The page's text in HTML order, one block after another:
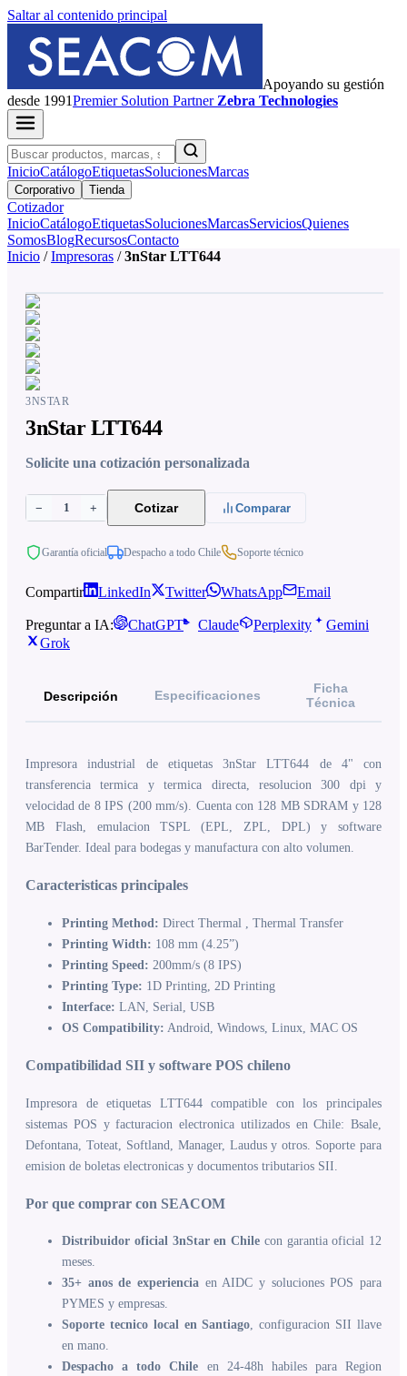
Saltar al contenido principal
Apoyando su gestión
desde 1991PremierSolution Partner Zebra Technologies
InicioCatálogoEtiquetasSolucionesMarcas
Corporativo Tienda
Cotizador
InicioCatálogoEtiquetasSolucionesMarcasServiciosQuienes
SomosBlogRecursosContacto
Inicio / Impresoras / 3nStar LTT644
3NSTAR
3nStar LTT644
Solicite una cotización personalizada
− 1 + Cotizar Comparar
Garantía oficial Despacho a todo Chile Soporte técnico
Compartir LinkedIn Twitter WhatsApp Email
Preguntar a IA: ChatGPT Claude Perplexity
Gemini
Grok
Descripción Especificaciones
Ficha
Técnica
Impresora industrial de etiquetas 3nStar LTT644 de 4" con
transferencia termica y termica directa, resolucion 300 dpi y
velocidad de 8 IPS (200 mm/s). Cuenta con 128 MB SDRAM y 128
MB Flash, emulacion TSPL (EPL, ZPL, DPL) y software
BarTender. Ideal para bodegas y manufactura con alto volumen.
Caracteristicas principales
Printing Method: Direct Thermal , Thermal Transfer
Printing Width: 108 mm (4.25”)
Printing Speed: 200mm/s (8 IPS)
Printing Type: 1D Printing, 2D Printing
Interface: LAN, Serial, USB
OS Compatibility: Android, Windows, Linux, MAC OS
Compatibilidad SII y software POS chileno
Impresora de etiquetas LTT644 compatible con los principales
sistemas POS y facturacion electronica utilizados en Chile: Bsale,
Defontana, Toteat, Softland, Manager, Laudus y otros. Soporte para
emision de boletas electronicas y documentos tributarios SII.
Por que comprar con SEACOM
Distribuidor oficial 3nStar en Chile con garantia oficial 12
meses.
35+ anos de experiencia en AIDC y soluciones POS para
PYMES y empresas.
Soporte tecnico local en Santiago, configuracion SII llave
en mano.
Despacho a todo Chile en 24-48h habiles para Region